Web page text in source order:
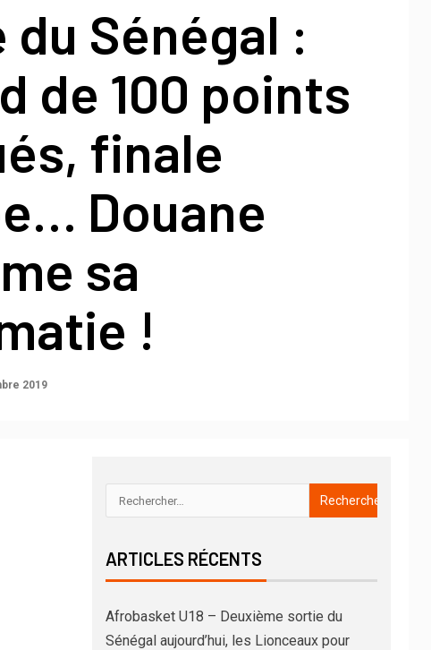
du Sénégal :
de 100 points
finale
Douane
sa
!
2019
ARTICLES RÉCENTS
Afrobasket U18 – Deuxième sortie du
Sénégal aujourd’hui, les Lionceaux pour